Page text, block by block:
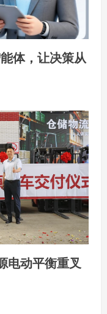
体，让决策从
电动平衡重叉